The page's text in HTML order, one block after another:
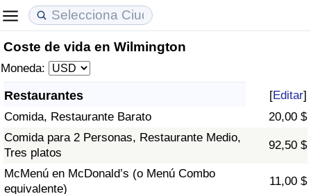
Coste de vida en Wilmington
Moneda:
Restaurantes [Editar]
Comida, Restaurante Barato
20,00 $
Comida para 2 Personas, Restaurante Medio,
Tres platos
92,50 $
McMenú en McDonald’s (o Menú Combo
equivalente)
11,00 $
Coste de vida
Índice de Costo de Vida
Índice de costo de vida por país
Precios de las propiedades
Índice de Precios de Inmuebles
Índice de Precios de Inmuebles por País
Calidad de Vida
Índice de Calidad de Vida (Actual)
Índice de calidad de vida por país